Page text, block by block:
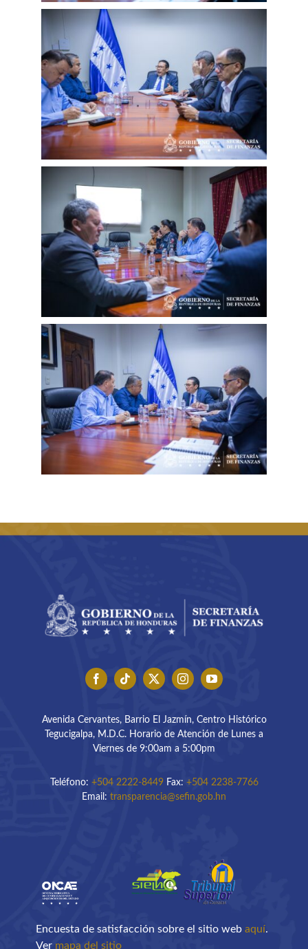
Avenida Cervantes, Barrio El Jazmín, Centro Histórico
Tegucigalpa, M.D.C. Horario de Atención de Lunes a
Viernes de 9:00am a 5:00pm
Teléfono: +504 2222-8449Fax: +504 2238-7766
Email: transparencia@sefin.gob.hn
Encuesta de satisfacción sobre el sitio webaquí.
Ver mapa del sitio